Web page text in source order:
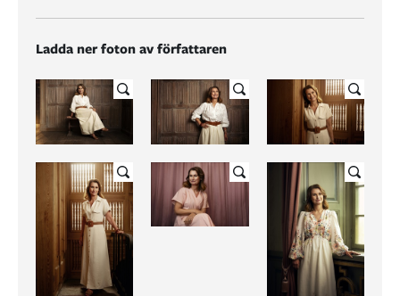
Ladda ner foton av författaren